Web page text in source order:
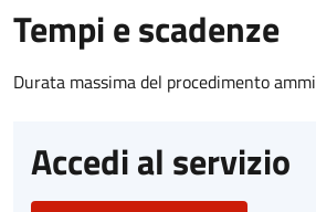
Tempi e scadenze
Durata massima del procedimento
Accedi al servizio